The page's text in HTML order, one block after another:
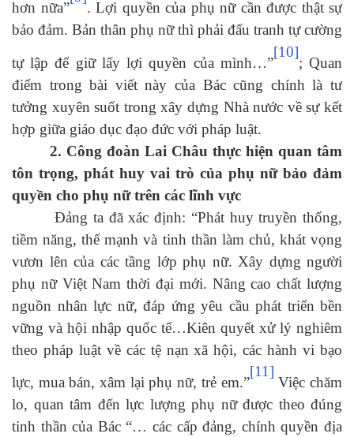
hơn nữa”
. Lợi quyền của phụ nữ cần được thật sự
bảo đảm. Bản thân phụ nữ thì phải đấu tranh tự cường
tự lập để giữ lấy lợi quyền của mình…”
[10]
; Quan
điểm trong bài viết này của Bác cũng chính là tư
tưởng xuyên suốt trong xây dựng Nhà nước về sự kết
hợp giữa giáo dục đạo đức với pháp luật.
2. Công đoàn Lai Châu thực hiện quan tâm
tôn trọng, phát huy vai trò của phụ nữ bảo đảm
quyền cho phụ nữ trên các lĩnh vực
Đảng ta đã xác định: “Phát huy truyền thống,
tiềm năng, thế mạnh và tinh thần làm chủ, khát vọng
vươn lên của các tầng lớp phụ nữ. Xây dựng người
phụ nữ Việt Nam thời đại mới. Nâng cao chất lượng
nguồn nhân lực nữ, đáp ứng yêu cầu phát triển bền
vững và hội nhập quốc tế…Kiên quyết xử lý nghiêm
theo pháp luật về các tệ nạn xã hội, các hành vi bạo
lực, mua bán, xâm lại phụ nữ, trẻ em.”
[11]
Việc chăm
lo, quan tâm đến lực lượng phụ nữ được theo đúng
tinh thần của Bác “… các cấp đảng, chính quyền địa